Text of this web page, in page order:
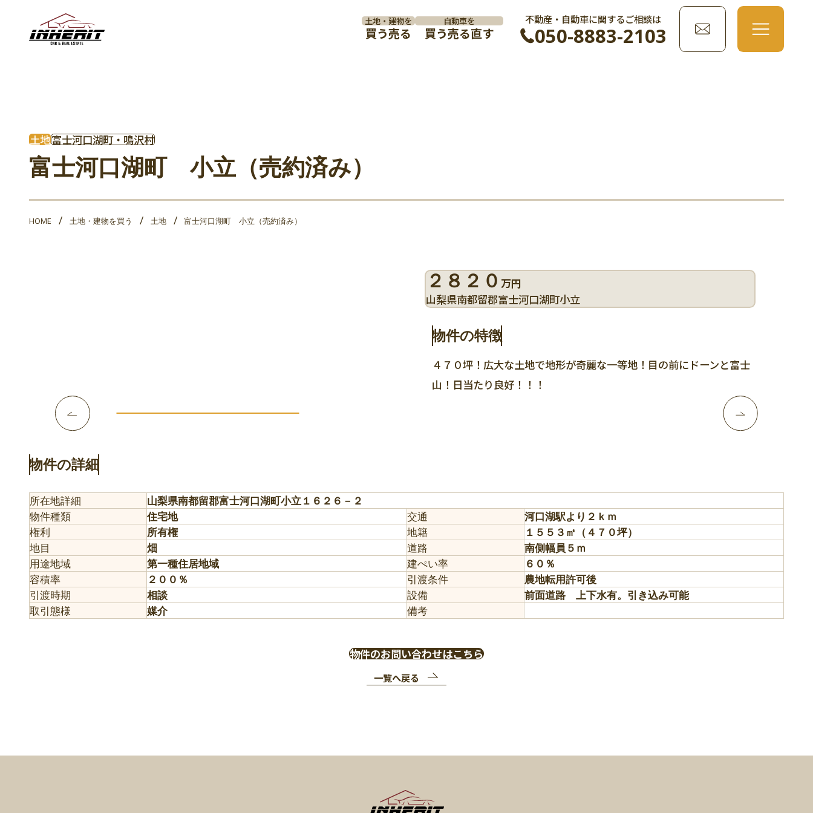
土地・建物を
買う売る
自動車を
買う売る直す
不動産・自動車に関するご相談は
050-8883-2103
土地富士河口湖町・鳴沢村
富士河口湖町 小立（売約済み）
HOME 土地・建物を買う 土地 富士河口湖町 小立（売約済み）
２８２０万円
山梨県南都留郡富士河口湖町小立
物件の特徴
４７０坪！広大な土地で地形が奇麗な一等地！目の前にドーンと富士
山！日当たり良好！！！
物件の詳細
所在地詳細
山梨県南都留郡富士河口湖町小立１６２６－２
物件種類
住宅地 交通
河口湖駅より２ｋｍ
権利
所有権 地籍
１５５３㎡（４７０坪）
地目
畑 道路
南側幅員５ｍ
用途地域
第一種住居地域 建ぺい率
６０％
容積率
２００％ 引渡条件
農地転用許可後
引渡時期
相談 設備
前面道路 上下水有。引き込み可能
取引態様
媒介 備考
物件のお問い合わせはこちら
一覧へ戻る